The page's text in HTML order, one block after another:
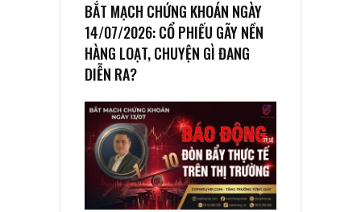
BẮT MẠCH CHỨNG KHOÁN NGÀY
14/07/2026: CỔ PHIẾU GÃY NỀN
HÀNG LOẠT, CHUYỆN GÌ ĐANG
DIỄN RA?